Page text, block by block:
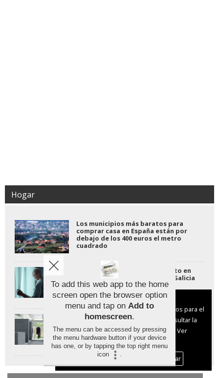
Hogar
Los municipios más baratos para
comprar casa en España están por
debajo de los 400 euros el metro
cuadrado
Cómo facilitar el envejecimiento en
las viviendas unifamiliares de Galicia
Los hogares del futuro serán más
saludables y adaptables, según un
informe
Aviso sobre el Uso de cookies:
Utilizamos cookies nuestras y de terceros para el
funcionamiento del digital. Puedes consultar la
lista de cookies y como desconectarlas.
Ver
nuestra Política de Privacidad y Cookies
Aceptar Cookies
Personalizar
To add this web app to the home
screen open the browser option
menu and tap on Add to
homescreen.
The menu can be accessed by pressing
the menu hardware button if your device
has one, or by tapping the top right menu
icon
.